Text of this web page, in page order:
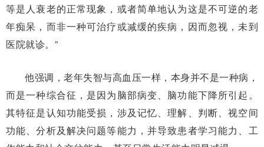
等是人衰老的正常现象，或者简单地认为这是不可逆的老
年痴呆，而非一种可治疗或减缓的疾病，因而忽视，未到
医院就诊。”
他强调，老年失智与高血压一样，本身并不是一种病，
而是一种综合征，是因为脑部病变、脑功能下降所引起。
其特征是认知功能受损，涉及记忆、理解、判断、视空间
功能、分析及解决问题等能力，并导致患者学习能力、工